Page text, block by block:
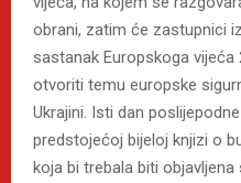
obrani, zatim će zastupnici
sastanak Europskoga vijeća
otvoriti temu europske
Ukrajini. Isti dan
predstojećoj bijeloj knjizi o
koja bi trebala biti